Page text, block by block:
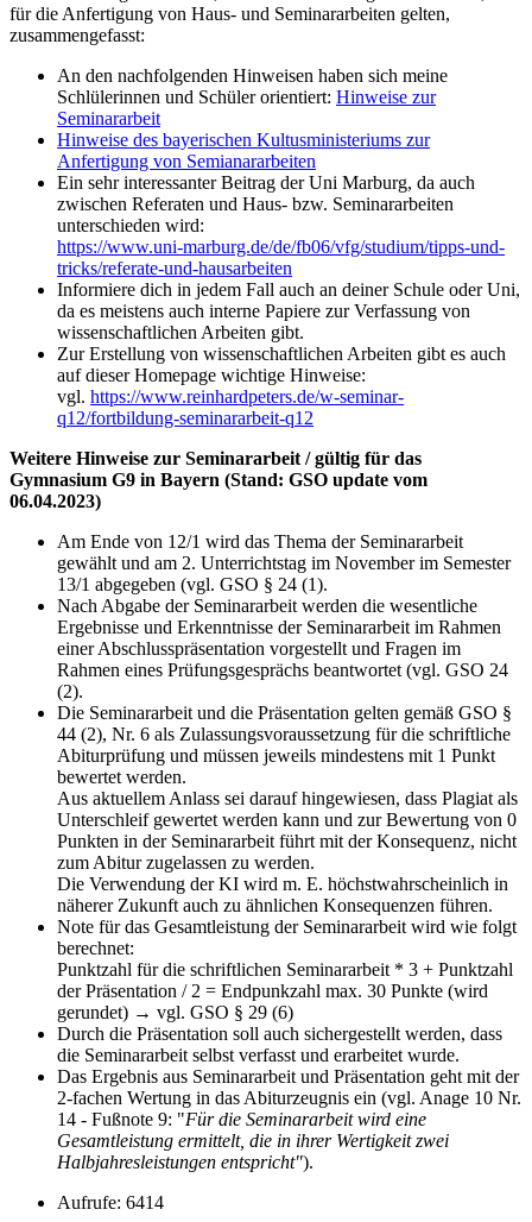
für die Anfertigung von Haus- und Seminararbeiten gelten,
zusammengefasst:
An den nachfolgenden Hinweisen haben sich meine
Schlülerinnen und Schüler orientiert: Hinweise zur
Seminararbeit
Hinweise des bayerischen Kultusministeriums zur
Anfertigung von Semianararbeiten
Ein sehr interessanter Beitrag der Uni Marburg, da auch
zwischen Referaten und Haus- bzw. Seminararbeiten
unterschieden wird:
https://www.uni-marburg.de/de/fb06/vfg/studium/tipps-und-
tricks/referate-und-hausarbeiten
Informiere dich in jedem Fall auch an deiner Schule oder Uni,
da es meistens auch interne Papiere zur Verfassung von
wissenschaftlichen Arbeiten gibt.
Zur Erstellung von wissenschaftlichen Arbeiten gibt es auch
auf dieser Homepage wichtige Hinweise:
vgl. https://www.reinhardpeters.de/w-seminar-
q12/fortbildung-seminararbeit-q12
Weitere Hinweise zur Seminararbeit / gültig für das
Gymnasium G9 in Bayern (Stand: GSO update vom
06.04.2023)
Am Ende von 12/1 wird das Thema der Seminararbeit
gewählt und am 2. Unterrichtstag im November im Semester
13/1 abgegeben (vgl. GSO § 24 (1).
Nach Abgabe der Seminararbeit werden die wesentliche
Ergebnisse und Erkenntnisse der Seminararbeit im Rahmen
einer Abschlusspräsentation vorgestellt und Fragen im
Rahmen eines Prüfungsgesprächs beantwortet (vgl. GSO 24
(2).
Die Seminararbeit und die Präsentation gelten gemäß GSO §
44 (2), Nr. 6 als Zulassungsvoraussetzung für die schriftliche
Abiturprüfung und müssen jeweils mindestens mit 1 Punkt
bewertet werden.
Aus aktuellem Anlass sei darauf hingewiesen, dass Plagiat als
Unterschleif gewertet werden kann und zur Bewertung von 0
Punkten in der Seminararbeit führt mit der Konsequenz, nicht
zum Abitur zugelassen zu werden.
Die Verwendung der KI wird m. E. höchstwahrscheinlich in
näherer Zukunft auch zu ähnlichen Konsequenzen führen.
Note für das Gesamtleistung der Seminararbeit wird wie folgt
berechnet:
Punktzahl für die schriftlichen Seminararbeit * 3 + Punktzahl
der Präsentation / 2 = Endpunkzahl max. 30 Punkte (wird
gerundet) → vgl. GSO § 29 (6)
Durch die Präsentation soll auch sichergestellt werden, dass
die Seminararbeit selbst verfasst und erarbeitet wurde.
Das Ergebnis aus Seminararbeit und Präsentation geht mit der
2-fachen Wertung in das Abiturzeugnis ein (vgl. Anage 10 Nr.
14 - Fußnote 9: "Für die Seminararbeit wird eine
Gesamtleistung ermittelt, die in ihrer Wertigkeit zwei
Halbjahresleistungen entspricht").
Aufrufe: 6414